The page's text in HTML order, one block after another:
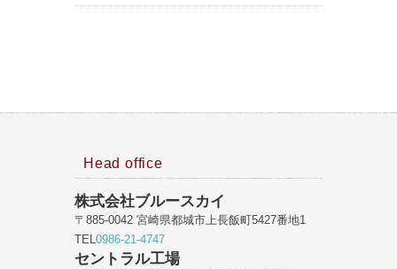
Head office
株式会社ブルースカイ
〒885-0042 宮崎県都城市上長飯町5427番地1
TEL 0986-21-4747
セントラル工場